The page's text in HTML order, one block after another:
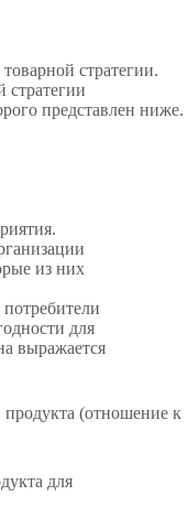
стратегии.
стратегии
представлен ниже.
из них
для
выражается
продукта (отношение к
для